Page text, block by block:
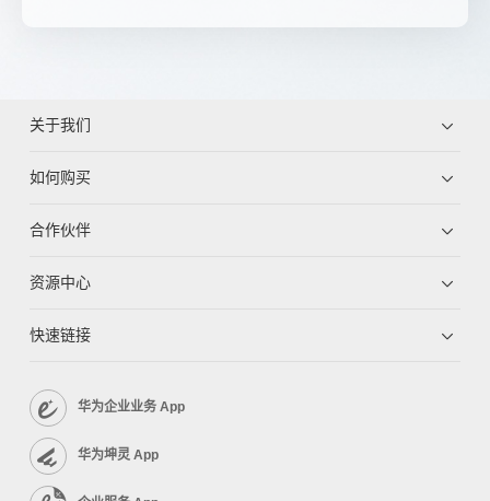
关于我们
如何购买
合作伙伴
资源中心
快速链接
华为企业业务 App
华为坤灵 App